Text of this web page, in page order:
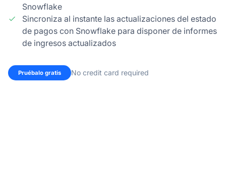
Snowflake
Sincroniza al instante las actualizaciones del estado
de pagos con Snowflake para disponer de informes
de ingresos actualizados
Pruébalo gratis No credit card required